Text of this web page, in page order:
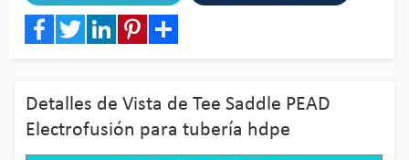
Detalles de Vista de Tee Saddle PEAD
Electrofusión para tubería hdpe